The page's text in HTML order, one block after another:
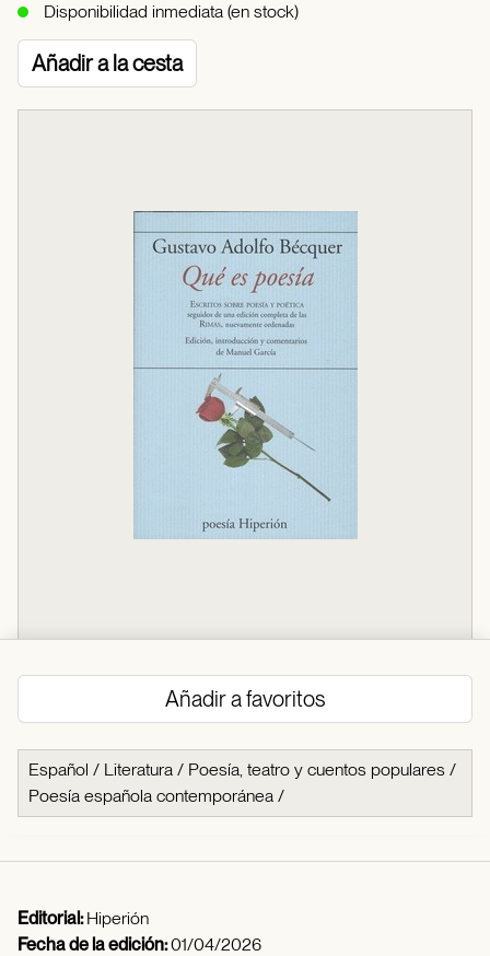
Disponibilidad inmediata (en stock)
Añadir a la cesta
Añadir a favoritos
Español / Literatura / Poesía, teatro y cuentos populares /
Poesía española contemporánea /
Editorial:Hiperión
Fecha de la edición:01/04/2026